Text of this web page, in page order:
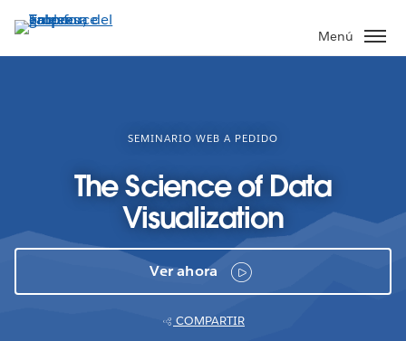
contenido
Menú
SEMINARIO WEB A PEDIDO
The Science of Data
Visualization
Ver ahora
COMPARTIR